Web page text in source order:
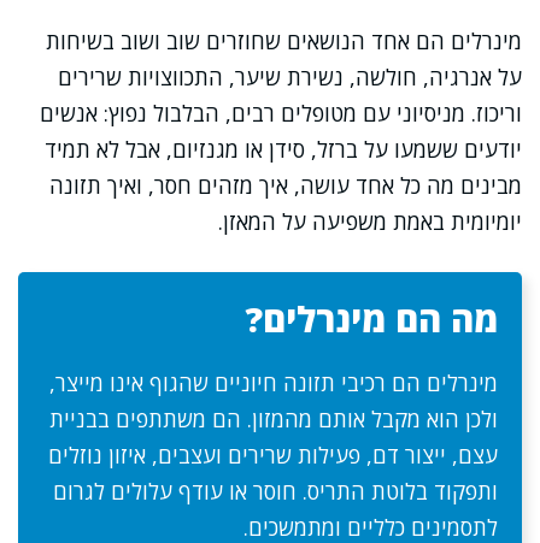
מינרלים הם אחד הנושאים שחוזרים שוב ושוב בשיחות
על אנרגיה, חולשה, נשירת שיער, התכווצויות שרירים
וריכוז. מניסיוני עם מטופלים רבים, הבלבול נפוץ: אנשים
יודעים ששמעו על ברזל, סידן או מגנזיום, אבל לא תמיד
מבינים מה כל אחד עושה, איך מזהים חסר, ואיך תזונה
יומיומית באמת משפיעה על המאזן.
מה הם מינרלים?
מינרלים הם רכיבי תזונה חיוניים שהגוף אינו מייצר,
ולכן הוא מקבל אותם מהמזון. הם משתתפים בבניית
עצם, ייצור דם, פעילות שרירים ועצבים, איזון נוזלים
ותפקוד בלוטת התריס. חוסר או עודף עלולים לגרום
לתסמינים כלליים ומתמשכים.